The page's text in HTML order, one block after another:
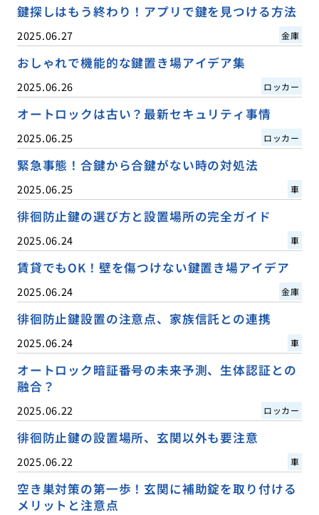
鍵探しはもう終わり！アプリで鍵を見つける方法
2025.06.27 金庫
おしゃれで機能的な鍵置き場アイデア集
2025.06.26 ロッカー
オートロックは古い？最新セキュリティ事情
2025.06.25 ロッカー
緊急事態！合鍵から合鍵がない時の対処法
2025.06.25 車
徘徊防止鍵の選び方と設置場所の完全ガイド
2025.06.24 車
賃貸でもOK！壁を傷つけない鍵置き場アイデア
2025.06.24 金庫
徘徊防止鍵設置の注意点、家族信託との連携
2025.06.24 車
オートロック暗証番号の未来予測、生体認証との
融合？
2025.06.22 ロッカー
徘徊防止鍵の設置場所、玄関以外も要注意
2025.06.22 車
空き巣対策の第一歩！玄関に補助錠を取り付ける
メリットと注意点